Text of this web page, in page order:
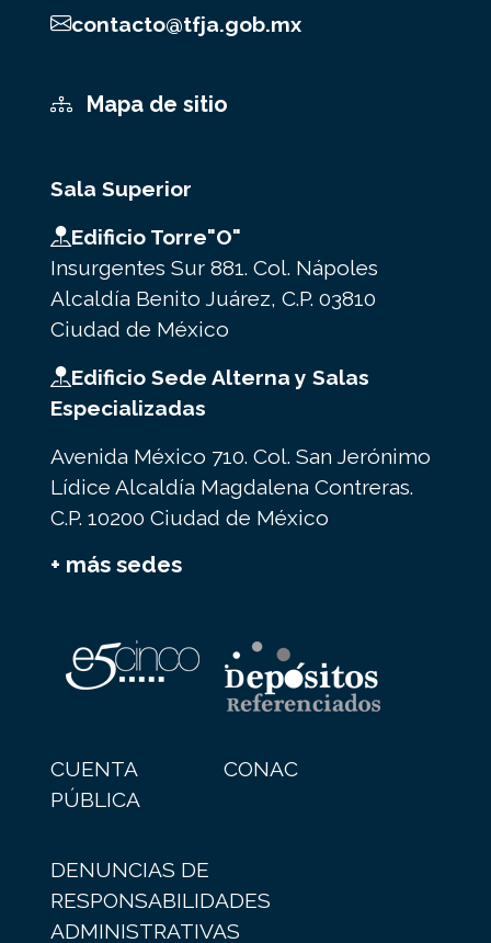
contacto@tfja.gob.mx
Mapa de sitio
Sala Superior
Edificio Torre"O"
Insurgentes Sur 881. Col. Nápoles
Alcaldía Benito Juárez, C.P. 03810
Ciudad de México
Edificio Sede Alterna y Salas
Especializadas
Avenida México 710. Col. San Jerónimo
Lídice Alcaldía Magdalena Contreras.
C.P. 10200 Ciudad de México
+ más sedes
CUENTA
PÚBLICA
CONAC
DENUNCIAS DE
RESPONSABILIDADES
ADMINISTRATIVAS